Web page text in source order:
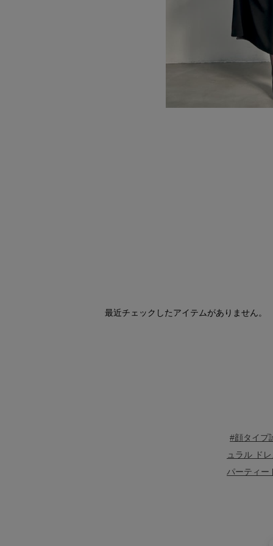
最近チェックしたアイテムがありません。
#顔タイプ
ュラル ド
パーティー